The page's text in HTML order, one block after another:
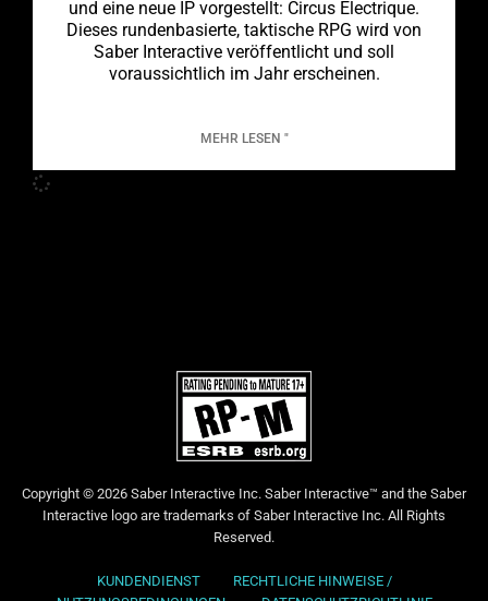
und eine neue IP vorgestellt: Circus Electrique.
Dieses rundenbasierte, taktische RPG wird von
Saber Interactive veröffentlicht und soll
voraussichtlich im Jahr erscheinen.
MEHR LESEN "
Copyright © 2026 Saber Interactive Inc. Saber Interactive™ and the Saber
Interactive logo are trademarks of Saber Interactive Inc. All Rights
Reserved.
KUNDENDIENST
RECHTLICHE HINWEISE /